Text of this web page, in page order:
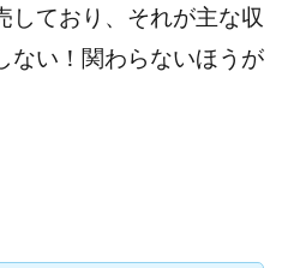
しており、それが主な収
ない！関わらないほうが
カデミア
ピネスサロン
ょうパラダイス